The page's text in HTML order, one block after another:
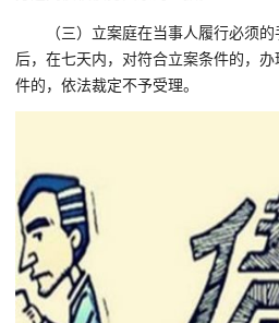
（三）立案庭在当事人履行必须的
后，在七天内，对符合立案条件的，
件的，依法裁定不予受理。